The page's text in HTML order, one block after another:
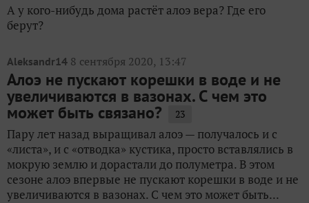
А у кого-нибудь дома растёт алоэ вера? Где его
берут?
Aleksandr14 8 сентября 2020, 13:47
Алоэ не пускают корешки в воде и не
увеличиваются в вазонах. С чем это
может быть связано? 23
Пару лет назад выращивал алоэ — получалось и с
«листа», и с «отводка» кустика, просто вставлялись в
мокрую землю и дорастали до полуметра. В этом
сезоне алоэ впервые не пускают корешки в воде и не
увеличиваются в вазонах. С чем это может быть...